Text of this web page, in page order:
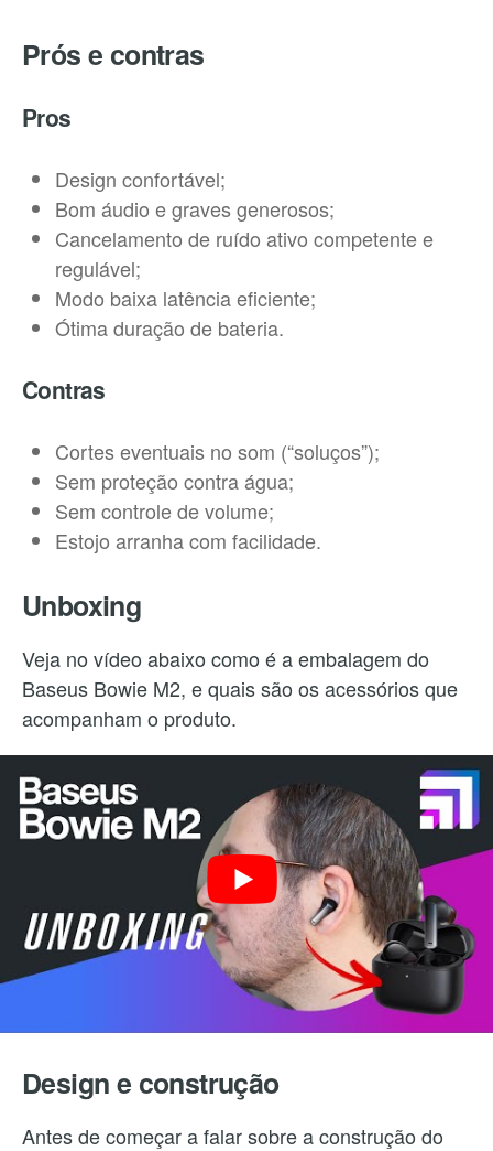
Prós e contras
Pros
Design confortável;
Bom áudio e graves generosos;
Cancelamento de ruído ativo competente e
regulável;
Modo baixa latência eficiente;
Ótima duração de bateria.
Contras
Cortes eventuais no som (“soluços”);
Sem proteção contra água;
Sem controle de volume;
Estojo arranha com facilidade.
Unboxing
Veja no vídeo abaixo como é a embalagem do
Baseus Bowie M2, e quais são os acessórios que
acompanham o produto.
Design e construção
Antes de começar a falar sobre a construção do